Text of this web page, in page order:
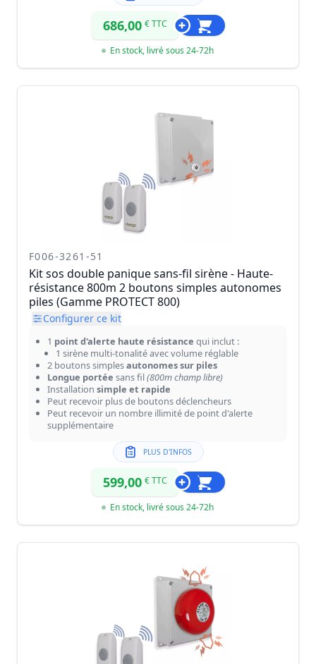
686,00 € TTC
En stock, livré sous 24-72h
F006-3261-51
Kit sos double panique sans-fil sirène - Haute-
résistance 800m 2 boutons simples autonomes
piles (Gamme PROTECT 800)
Configurer ce kit
1 point d'alerte haute résistance qui inclut :
1 sirène multi-tonalité avec volume réglable
2 boutons simplesautonomes sur piles
Longue portée sans fil(800m champ libre)
Installation simple et rapide
Peut recevoir plus de boutons déclencheurs
Peut recevoir un nombre illimité de point d'alerte
supplémentaire
PLUS D'INFOS
599,00 € TTC
En stock, livré sous 24-72h